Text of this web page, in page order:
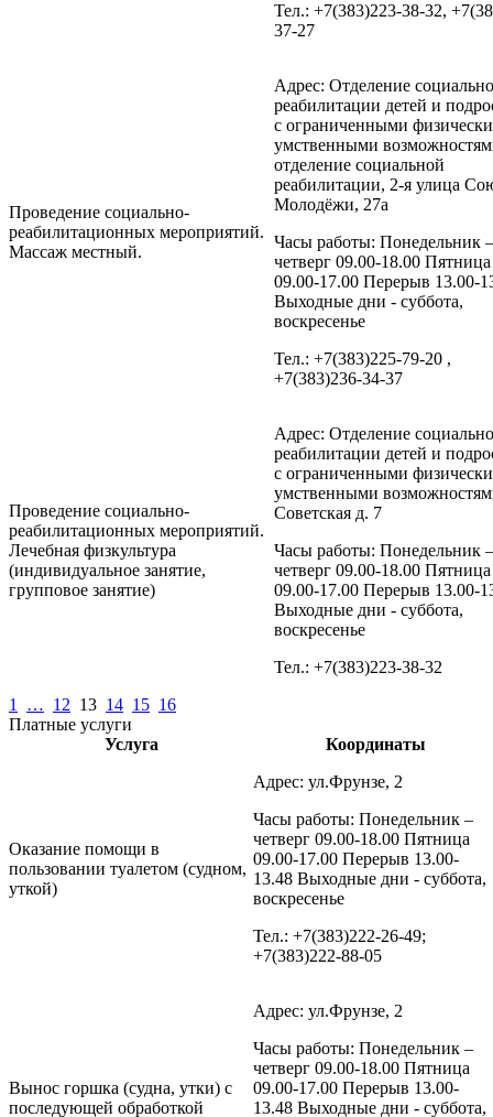
Тел.: +7(383)223-38-32,
37-27
Проведение социально-
реабилитационных мероприятий.
Массаж местный.
Адрес: Отделение
реабилитации детей и
с ограниченными
умственными
отделение социальной
реабилитации, 2-я улица
Молодёжи, 27а
Часы работы: Понедельник –
четверг 09.00-18.00 Пятница
09.00-17.00 Перерыв 13.00-
Выходные дни - суббота,
воскресенье
Тел.: +7(383)225-79-20 ,
+7(383)236-34-37
Проведение социально-
реабилитационных мероприятий.
Лечебная физкультура
(индивидуальное занятие,
групповое занятие)
Адрес: Отделение
реабилитации детей и
с ограниченными
умственными
Советская д. 7
Часы работы: Понедельник –
четверг 09.00-18.00 Пятница
09.00-17.00 Перерыв 13.00-
Выходные дни - суббота,
воскресенье
Тел.: +7(383)223-38-32
1
… 12 13 14 15 16
Платные услуги
Услуга
Координаты
Оказание помощи в
пользовании туалетом (судном,
уткой)
Адрес: ул.Фрунзе, 2
Часы работы: Понедельник –
четверг 09.00-18.00 Пятница
09.00-17.00 Перерыв 13.00-
13.48 Выходные дни - суббота,
воскресенье
Тел.: +7(383)222-26-49;
+7(383)222-88-05
Вынос горшка (судна, утки) с
последующей обработкой
Адрес: ул.Фрунзе, 2
Часы работы: Понедельник –
четверг 09.00-18.00 Пятница
09.00-17.00 Перерыв 13.00-
13.48 Выходные дни - суббота,